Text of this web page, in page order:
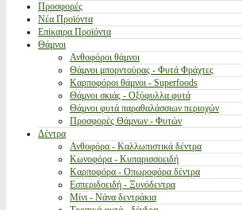
Προσφορές
Νέα Προϊόντα
Επίκαιρα Προϊόντα
Θάμνοι
Ανθοφόροι θάμνοι
Θάμνοι μπορντούρας - Φυτά Φράχτες
Καρποφόροι θάμνοι - Superfoods
Θάμνοι σκιάς - Οξύφυλλα φυτά
Θάμνοι φυτά παραθαλάσσιων περιοχών
Προσφορές Θάμνων - Φυτών
Δέντρα
Ανθοφόρα - Καλλωπιστικά δέντρα
Κωνοφόρα - Κυπαρισσοειδή
Καρποφόρα - Οπωροφόρα δέντρα
Εσπεριδοειδή - Ξυνόδεντρα
Μίνι - Νάνα δεντράκια